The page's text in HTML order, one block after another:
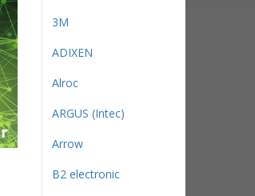
3М
ADIXEN
Alroc
ARGUS (Intec)
Arrow
B2 electronic